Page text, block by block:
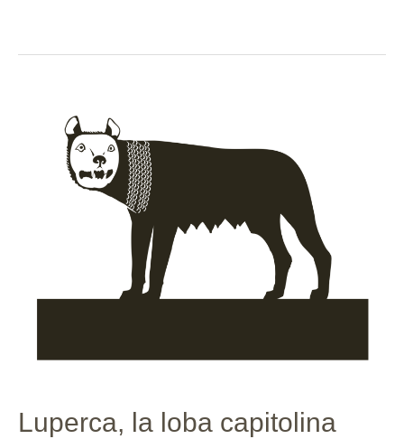
medieval
camisetas
Luperca, la loba capitolina